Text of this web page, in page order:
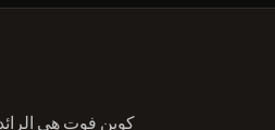
كوين فوت هي